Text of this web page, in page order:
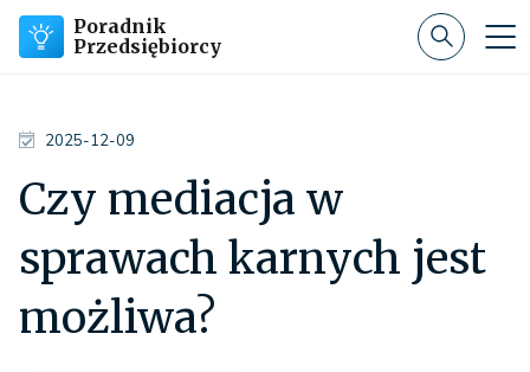
Poradnik
Przedsiębiorcy
2025-12-09
Czy mediacja w
sprawach karnych jest
możliwa?